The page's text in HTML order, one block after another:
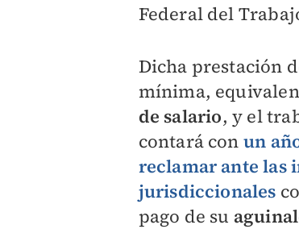
Federal del
Dicha prestación
mínima,
de salario, y el
contará con un
reclamar ante las
jurisdiccionales
pago de su